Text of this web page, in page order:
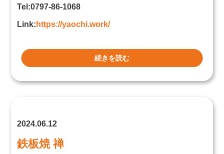
Tel:0797-86-1068
Link: https://yaochi.work/
続きを読む
2024.06.12
鉄板焼 禅